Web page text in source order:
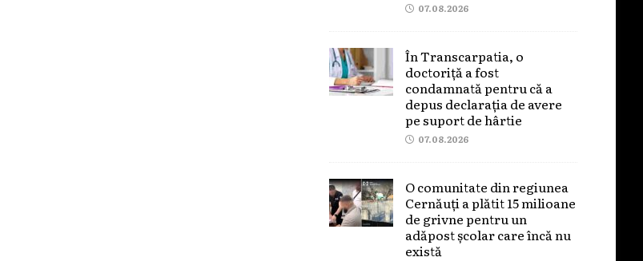
07.08.2026
În Transcarpatia, o
doctoriță a fost
condamnată pentru că a
depus declarația de avere
pe suport de hârtie
07.08.2026
O comunitate din regiunea
Cernăuți a plătit 15 milioane
de grivne pentru un
adăpost școlar care încă nu
există